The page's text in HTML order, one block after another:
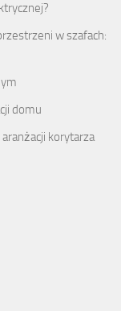
w szafach:
domu
korytarza